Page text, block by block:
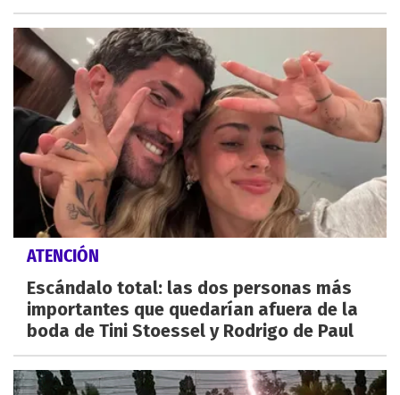
ATENCIÓN
Escándalo total: las dos personas más
importantes que quedarían afuera de la
boda de Tini Stoessel y Rodrigo de Paul